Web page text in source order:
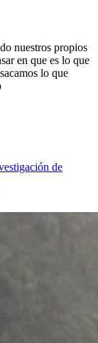
nuestros propios
en que es lo que
lo que
de